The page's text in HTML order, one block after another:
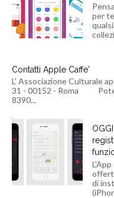
per
Contatti Apple Caffe'
L' Associazione Culturale
31 - 00152 - Roma
8390...
di